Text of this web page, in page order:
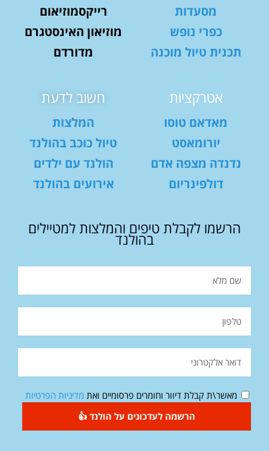
מסעדות
כפרי נופש
תכנית טיול מוכנה
רייקסמוזיאום
מוזיאון האינסטגרם
מדורדם
אטרקציות
מאדאם טוסו
יורומאסט
נדנדה מצפה אדם
דולפינריום
חשוב לדעת
המלצות
טיול כוכב בהולנד
הולנד עם ילדים
אירועים בהולנד
הרשמו לקבלת טיפים והמלצות למטיילים
בהולנד
מאשר\ת קבלת דיוור וחומרים פרסומיים ואת מדיניות הפרטיות
הרשמה לעדכונים על הולנד 👍